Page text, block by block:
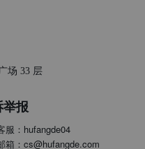
场 33 层
报
服：hufangde04
箱：cs@hufangde.com